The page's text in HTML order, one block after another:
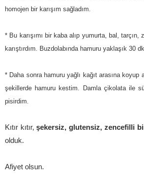
homojen bir karışım sağladım.
* Bu karışımı bir kaba alıp yumurta, bal,
karıştırdım. Buzdolabında hamuru yaklaşık 30
* Daha sonra hamuru yağlı kağıt arasına koyup
şekillerde hamuru kestim. Damla çikolata ile
pisirdim.
Kıtır kıtır,şekersiz, glutensiz, zencefilli
olduk.
Afiyet olsun.